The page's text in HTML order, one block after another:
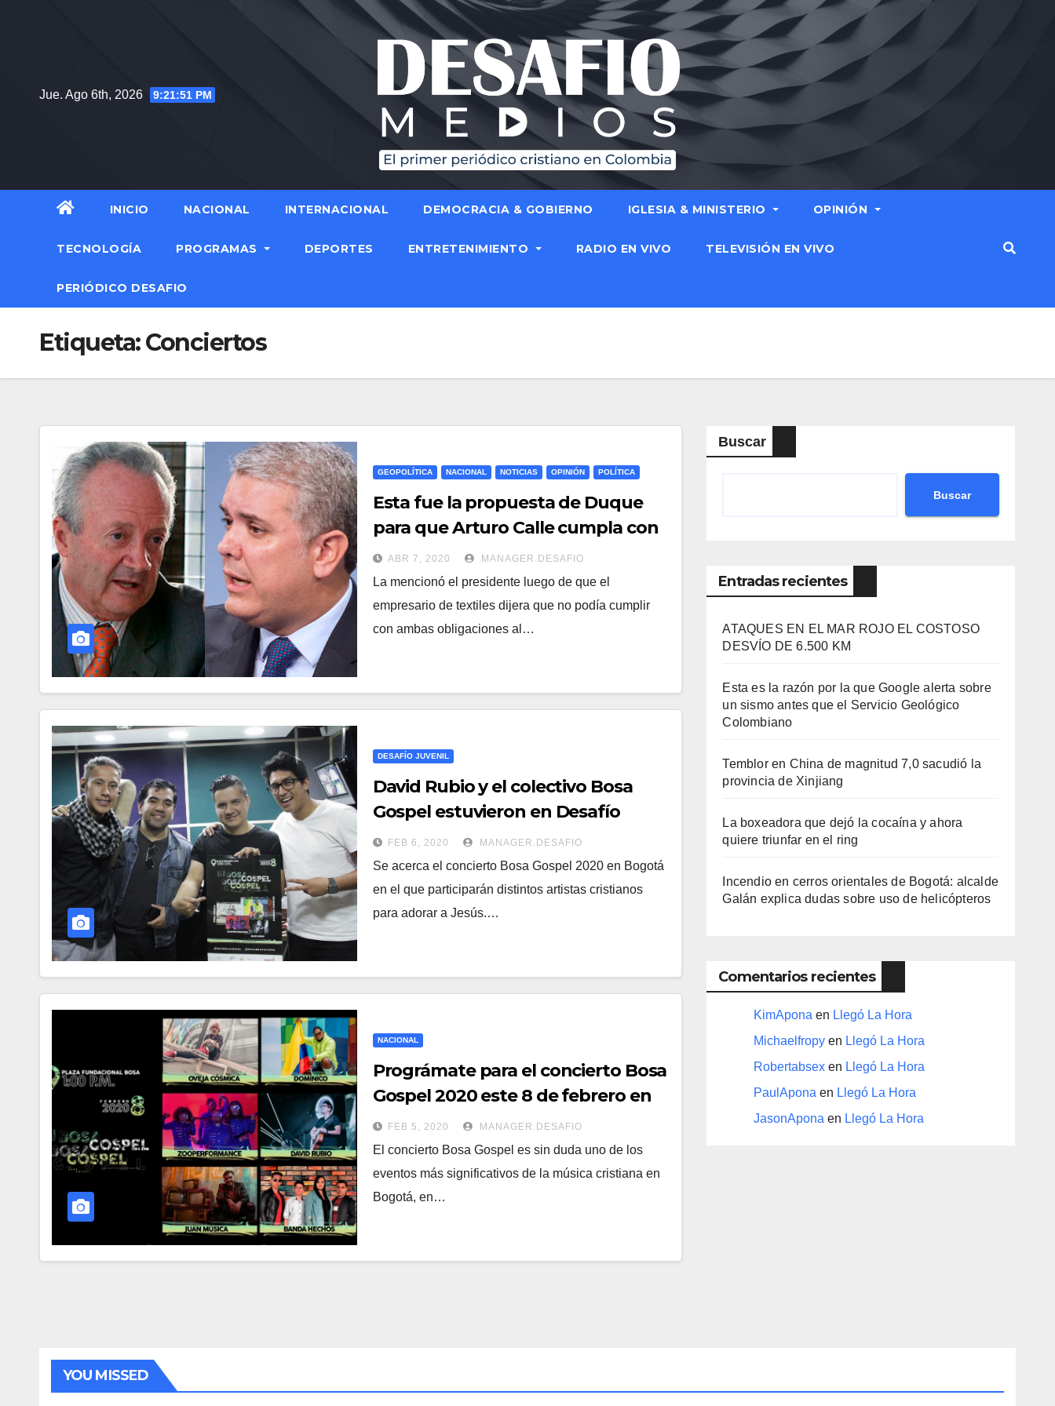
Jue. Ago 6th, 2026 9:21:52 PM
INICIO NACIONAL INTERNACIONAL DEMOCRACIA & GOBIERNO IGLESIA & MINISTERIO OPINIÓN
TECNOLOGÍA PROGRAMAS DEPORTES ENTRETENIMIENTO RADIO EN VIVO TELEVISIÓN EN VIVO
PERIÓDICO DESAFIO
Etiqueta:Conciertos
GEOPOLÍTICA NACIONAL NOTICIAS OPINIÓN POLÍTICA
Esta fue la propuesta de Duque
para que Arturo Calle cumpla con
impuestos y les pague a
empleados
ABR 7, 2020 MANAGER.DESAFIO
La mencionó el presidente luego de que el
empresario de textiles dijera que no podía cumplir
con ambas obligaciones al…
DESAFÍO JUVENIL
David Rubio y el colectivo Bosa
Gospel estuvieron en Desafío
Online Juvenil
FEB 6, 2020 MANAGER.DESAFIO
Se acerca el concierto Bosa Gospel 2020 en Bogotá
en el que participarán distintos artistas cristianos
para adorar a Jesús.…
NACIONAL
Prográmate para el concierto Bosa
Gospel 2020 este 8 de febrero en
Bogotá
FEB 5, 2020 MANAGER.DESAFIO
El concierto Bosa Gospel es sin duda uno de los
eventos más significativos de la música cristiana en
Bogotá, en…
Buscar
Buscar
Entradas recientes
ATAQUES EN EL MAR ROJO EL COSTOSO
DESVÍO DE 6.500 KM
Esta es la razón por la que Google alerta sobre
un sismo antes que el Servicio Geológico
Colombiano
Temblor en China de magnitud 7,0 sacudió la
provincia de Xinjiang
La boxeadora que dejó la cocaína y ahora
quiere triunfar en el ring​
Incendio en cerros orientales de Bogotá: alcalde
Galán explica dudas sobre uso de helicópteros
Comentarios recientes
KimApona en Llegó La Hora
Michaelfropy en Llegó La Hora
Robertabsex en Llegó La Hora
PaulApona en Llegó La Hora
JasonApona en Llegó La Hora
YOU MISSED